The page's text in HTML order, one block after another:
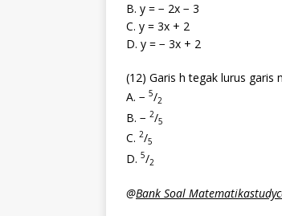
B. y = − 2x − 3
C. y = 3x + 2
D. y = − 3x + 2
(12) Garis h tegak lurus garis
A. − 5/2
B. − 2/5
C. 2/5
D. 5/2
@Bank Soal